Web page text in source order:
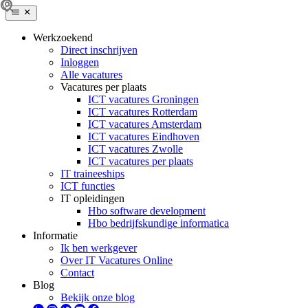
Werkzoekend
Direct inschrijven
Inloggen
Alle vacatures
Vacatures per plaats
ICT vacatures Groningen
ICT vacatures Rotterdam
ICT vacatures Amsterdam
ICT vacatures Eindhoven
ICT vacatures Zwolle
ICT vacatures per plaats
IT traineeships
ICT functies
IT opleidingen
Hbo software development
Hbo bedrijfskundige informatica
Informatie
Ik ben werkgever
Over IT Vacatures Online
Contact
Blog
Bekijk onze blog